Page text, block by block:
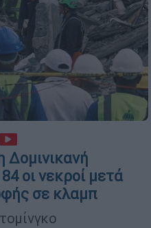
Δομινικανή
οι νεκροί μετά
σε κλαμπ